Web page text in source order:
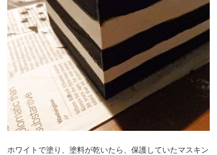
ホワイトで塗り、塗料が乾いたら、保護していたマスキン